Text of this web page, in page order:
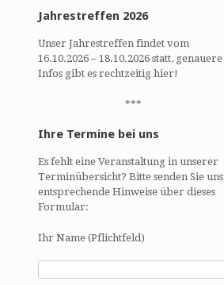
Jahrestreffen 2026
Unser Jahrestreffen findet vom
16.10.2026 – 18.10.2026 statt, genauere
Infos gibt es rechtzeitig hier!
***
Ihre Termine bei uns
Es fehlt eine Veranstaltung in unserer
Terminübersicht? Bitte senden Sie uns
entsprechende Hinweise über dieses
Formular:
Ihr Name (Pflichtfeld)